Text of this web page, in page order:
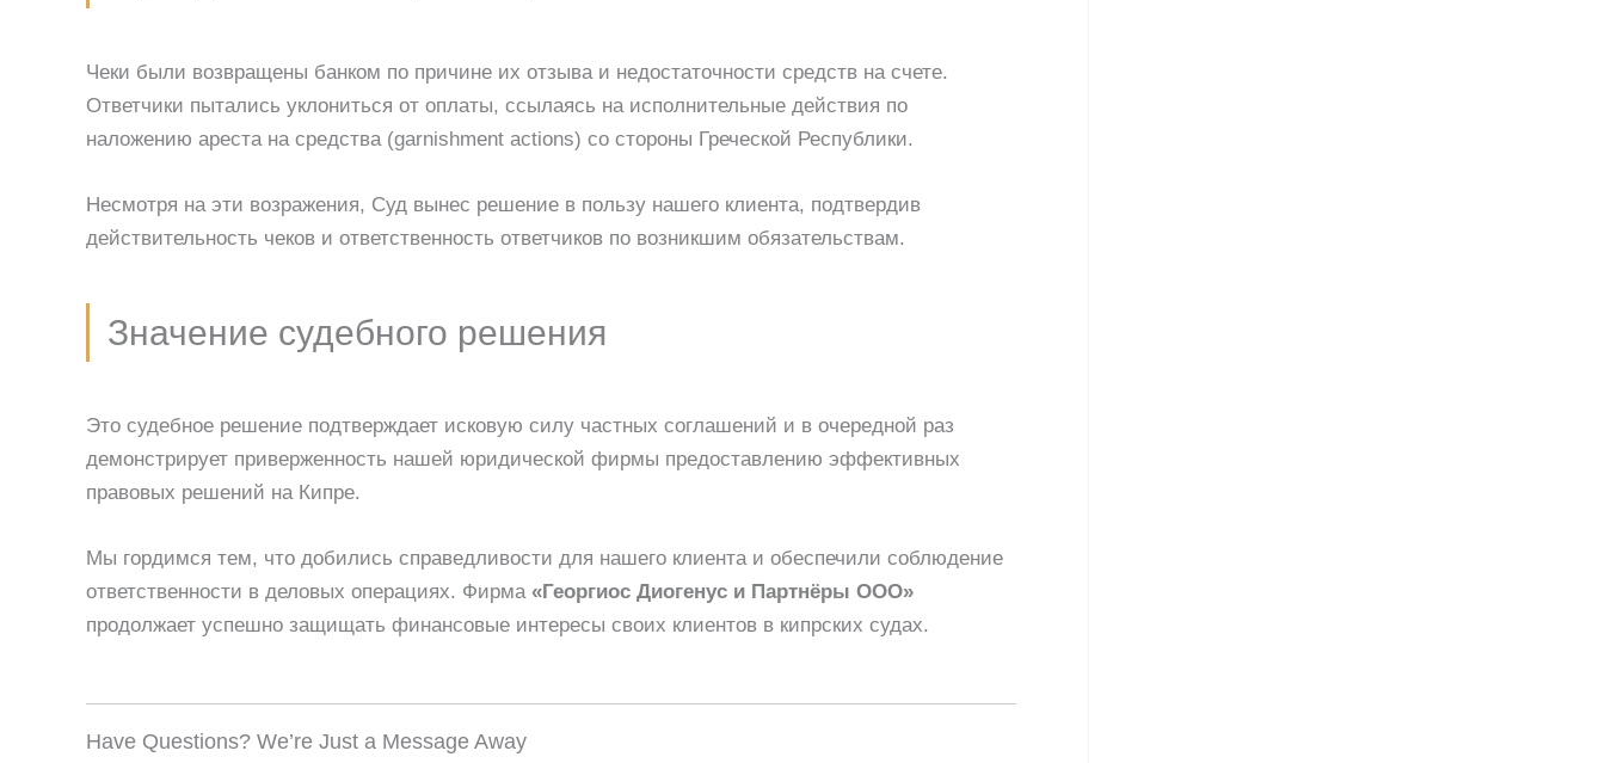
Чеки были возвращены банком по причине их отзыва и недостаточности средств на счете.
Ответчики пытались уклониться от оплаты, ссылаясь на исполнительные действия по
наложению ареста на средства (garnishment actions) со стороны Греческой Республики.
Несмотря на эти возражения, Суд вынес решение в пользу нашего клиента, подтвердив
действительность чеков и ответственность ответчиков по возникшим обязательствам.
Значение судебного решения
Это судебное решение подтверждает исковую силу частных соглашений и в очередной раз
демонстрирует приверженность нашей юридической фирмы предоставлению эффективных
правовых решений на Кипре.
Мы гордимся тем, что добились справедливости для нашего клиента и обеспечили соблюдение
ответственности в деловых операциях. Фирма «Георгиос Диогенус и Партнёры ООО»
продолжает успешно защищать финансовые интересы своих клиентов в кипрских судах.
Have Questions? We’re Just a Message Away